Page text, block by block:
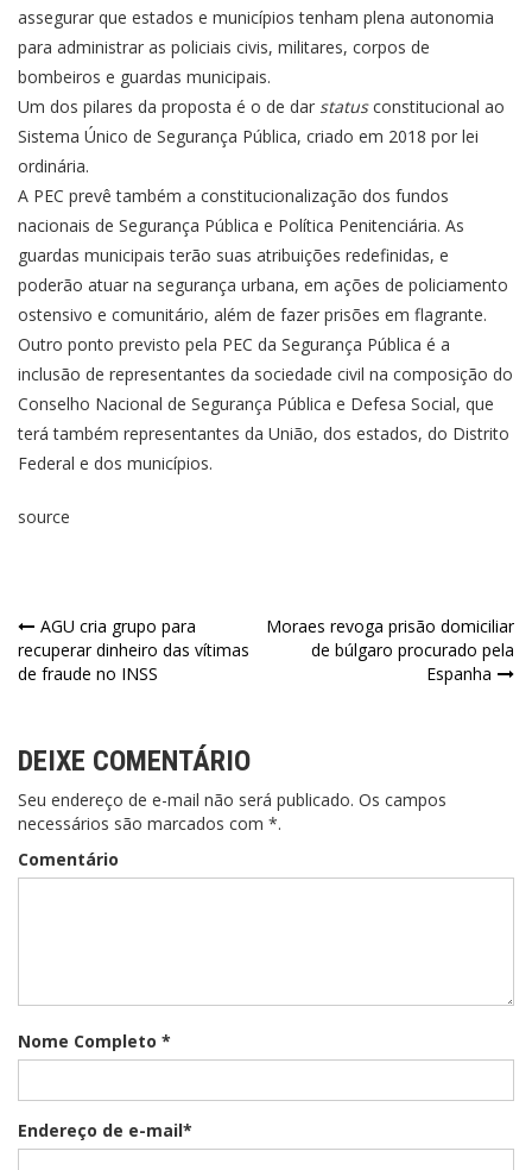
assegurar que estados e municípios tenham plena autonomia
para administrar as policiais civis, militares, corpos de
bombeiros e guardas municipais.
Um dos pilares da proposta é o de dar statusconstitucional ao
Sistema Único de Segurança Pública, criado em 2018 por lei
ordinária.
A PEC prevê também a constitucionalização dos fundos
nacionais de Segurança Pública e Política Penitenciária. As
guardas municipais terão suas atribuições redefinidas, e
poderão atuar na segurança urbana, em ações de policiamento
ostensivo e comunitário, além de fazer prisões em flagrante.
Outro ponto previsto pela PEC da Segurança Pública é a
inclusão de representantes da sociedade civil na composição do
Conselho Nacional de Segurança Pública e Defesa Social, que
terá também representantes da União, dos estados, do Distrito
Federal e dos municípios.
source
AGU cria grupo para
recuperar dinheiro das vítimas
de fraude no INSS
Moraes revoga prisão domiciliar
de búlgaro procurado pela
Espanha
DEIXE COMENTÁRIO
Seu endereço de e-mail não será publicado. Os campos
necessários são marcados com *.
Comentário
Nome Completo *
Endereço de e-mail*